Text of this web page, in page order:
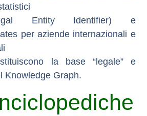
Entity Identifier) e
per aziende internazionali e
la base “legale” e
Knowledge Graph.